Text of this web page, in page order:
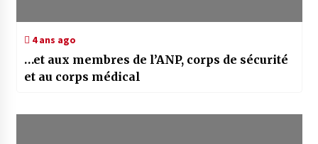
4 ans ago
…et aux membres de l’ANP, corps de sécurité
et au corps médical